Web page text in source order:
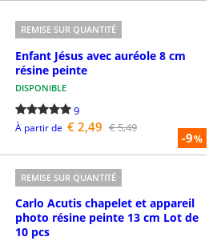
-9%
REMISE SUR QUANTITÉ
Enfant Jésus avec auréole 8 cm
résine peinte
DISPONIBLE
9
À partir de € 2,49 € 5,49
REMISE SUR QUANTITÉ
Carlo Acutis chapelet et appareil
photo résine peinte 13 cm Lot de
10 pcs